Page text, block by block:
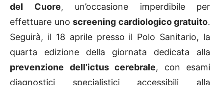
presso l’Istituto Pacchiotti, si terrà laGiornata
del Cuore, un’occasione imperdibile per
effettuare unoscreening cardiologico gratuito.
Seguirà, il 18 aprile presso il Polo Sanitario, la
quarta edizione della giornata dedicata alla
prevenzione dell’ictus cerebrale, con esami